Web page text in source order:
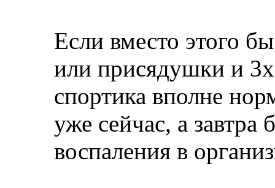
Если вместо этого
или присядушки и
спортика вполне
уже сейчас, а
воспаления в